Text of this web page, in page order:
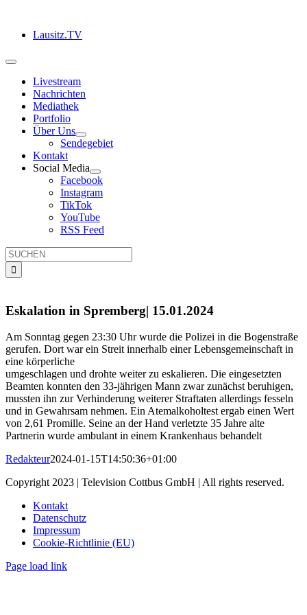
springenLausitz.TV
Toggle
NavigationLivestream
Nachrichten
Mediathek
Portfolio
Über Uns
Sendegebiet
Kontakt
Social Media
Facebook
Instagram
TikTok
YouTube
RSS Feed
Suche
nach:
Eskalation in Spremberg| 15.01.2024
Am Sonntag gegen 23:30 Uhr wurde die Polizei in die Bogenstraße
gerufen. Dort war ein Streit innerhalb einer Lebensgemeinschaft in
eine körperliche
umgeschlagen und drohte weiter zu eskalieren. Die eingesetzten
Beamten konnten den 33-jährigen Mann zwar zunächst beruhigen,
mussten ihn zur Verhinderung weiterer Straftaten allerdings fesseln
und in Gewahrsam nehmen. Ein Atemalkoholtest ergab einen Wert
von 2,61 Promille. Seine an der Hand verletzte 35 Jahre alte
Partnerin wurde ambulant in einem Krankenhaus behandelt
Redakteur2024-01-15T14:50:36+01:00
Copyright 2023 | Television Cottbus GmbH | All rights reserved.
Kontakt
Datenschutz
Impressum
Cookie-Richtlinie (EU)
Page load link